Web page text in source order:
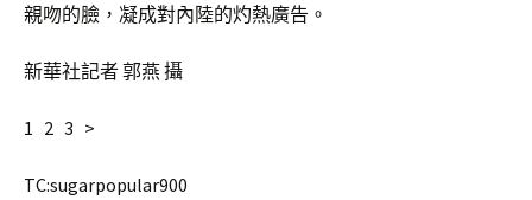
親吻的臉，凝成對內陸的灼熱廣告。
新華社記者 郭燕 攝
1 2 3 >
TC:sugarpopular900